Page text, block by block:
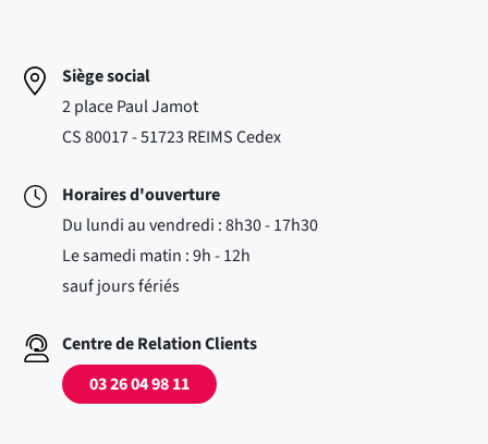
Siège social
2 place Paul Jamot
CS 80017 - 51723 REIMS Cedex
Horaires d'ouverture
Du lundi au vendredi : 8h30 - 17h30
Le samedi matin : 9h - 12h
sauf jours fériés
Centre de Relation Clients
03 26 04 98 11